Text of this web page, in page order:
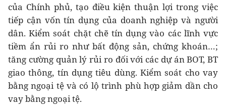
của Chính phủ, tạo điều kiện thuận lợi trong việc
tiếp cận vốn tín dụng của doanh nghiệp và người
dân. Kiểm soát chặt chẽ tín dụng vào các lĩnh vực
tiềm ẩn rủi ro như bất động sản, chứng khoán…;
tăng cường quản lý rủi ro đối với các dự án BOT, BT
giao thông, tín dụng tiêu dùng. Kiểm soát cho vay
bằng ngoại tệ và có lộ trình phù hợp giảm dần cho
vay bằng ngoại tệ.